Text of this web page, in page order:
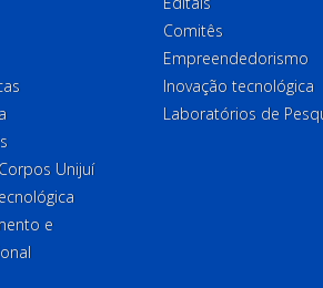
Unijuí
e
Comitês
Empreendedorismo
Inovação tecnológica
Laboratórios de